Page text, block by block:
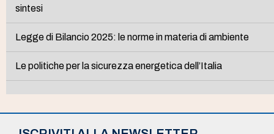
sintesi
Legge di Bilancio 2025: le norme in materia di ambiente
Le politiche per la sicurezza energetica dell’Italia